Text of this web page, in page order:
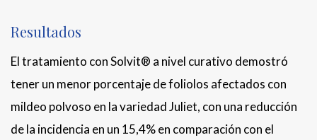
Resultados
El tratamiento con Solvit® a nivel curativo demostró
tener un menor porcentaje de foliolos afectados con
mildeo polvoso en la variedad Juliet, con una reducción
de la incidencia en un 15,4% en comparación con el